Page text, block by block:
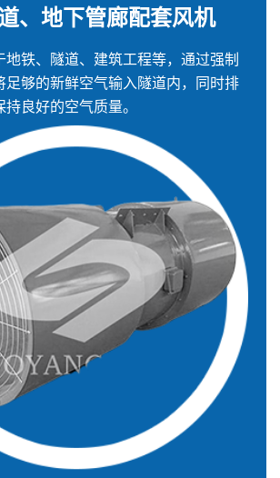
、地下管廊配套风机
地铁、隧道、建筑工程等，通过强制
足够的新鲜空气输入隧道内，同时排
良好的空气质量。